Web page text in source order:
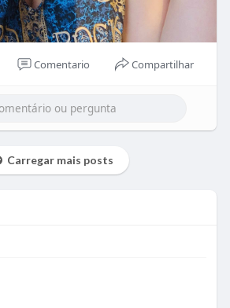
Comentario Compartilhar
Carregar mais posts